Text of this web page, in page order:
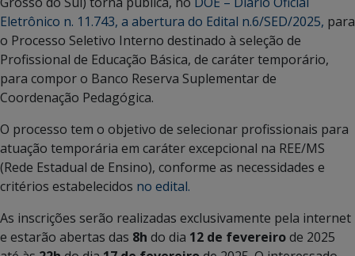
Eletrônico n. 11.743, a abertura do Edital n.6/SED/2025, para
o Processo Seletivo Interno destinado à seleção de
Profissional de Educação Básica, de caráter temporário,
para compor o Banco Reserva Suplementar de
Coordenação Pedagógica.
O processo tem o objetivo de selecionar profissionais para
atuação temporária em caráter excepcional na REE/MS
(Rede Estadual de Ensino), conforme as necessidades e
critérios estabelecidos no edital.
As inscrições serão realizadas exclusivamente pela internet
e estarão abertas das 8h do dia 12 de fevereirode 2025